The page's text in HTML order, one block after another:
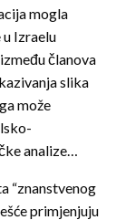
mogla
Izraelu
članova
slika
može
analize…
“znanstvenog
primjenjuju